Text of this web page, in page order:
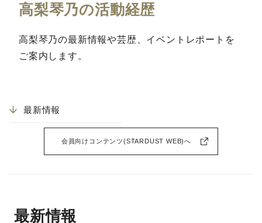
高梨琴乃の活動経歴
高梨琴乃の最新情報や芸歴、イベントレポートを
ご案内します。
最新情報
会員向けコンテンツ(STARDUST WEB)へ
最新情報